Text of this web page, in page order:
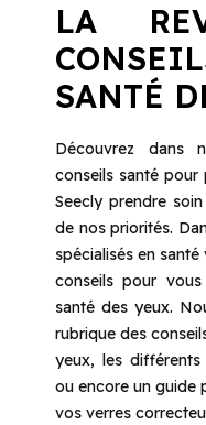
LA
SANTÉ
Découvrez dans
conseils santé pour
Seecly prendre
de nos priorités.
spécialisés en
conseils pour
santé des yeux.
rubrique des
yeux, les
ou encore un guide
vos verres